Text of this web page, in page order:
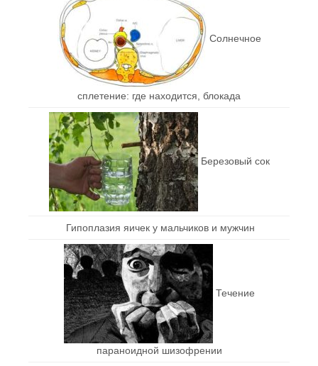
Солнечное
сплетение: где находится, блокада
Березовый сок
Гипоплазия яичек у мальчиков и мужчин
Течение
параноидной шизофрении